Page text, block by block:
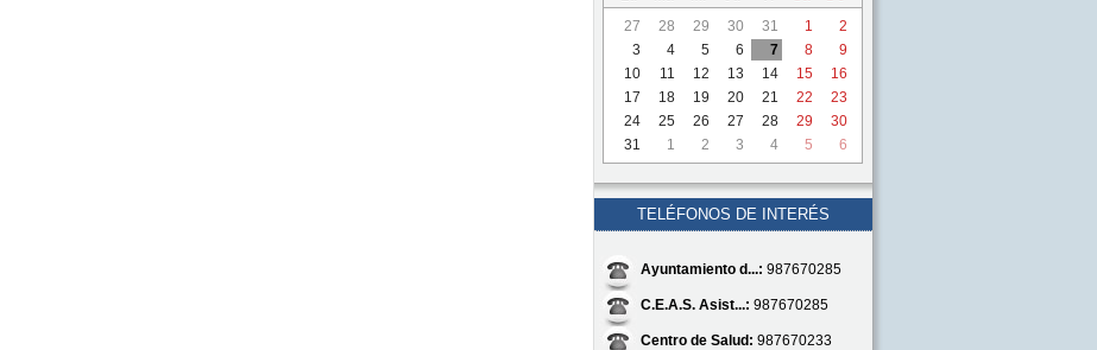
27
28 29 30 31 1
2
3
4 5 6 7 8
9
10
11 12 13 14 15
16
17
18 19 20 21 22
23
24
25 26 27 28 29
30
31
1 2 3 4 5 6
TELÉFONOS DE INTERÉS
Ayuntamiento d...: 987670285
C.E.A.S. Asist...: 987670285
Centro de Salud: 987670233